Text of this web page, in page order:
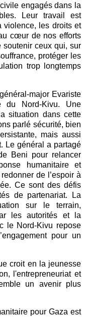
engagés dans la
Leur travail est
violence, les droits et
cœur de nos efforts
soutenir ceux qui, sur
protéger les
trop longtemps
major Evariste
du Nord-Kivu. Une
situation dans cette
parlé sécurité, bien
mais aussi
Le général a partagé
Beni pour relancer
humanitaire et
de l’espoir à
Ce sont des défis
de partenariat. La
sur le terrain,
les autorités et la
le Nord-Kivu repose
pour un
croit en la jeunesse
l'entrepreneuriat et
un avenir plus
pour Gaza est